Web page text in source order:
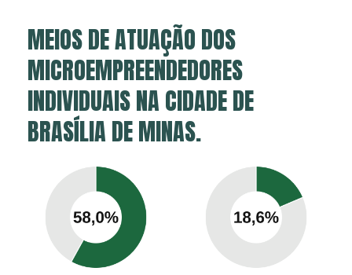
MEIOS DE ATUAÇÃO DOS
MICROEMPREENDEDORES
INDIVIDUAIS NA CIDADE DE
BRASÍLIA DE MINAS.